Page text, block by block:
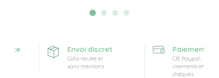
Envoi discret
Colis neutre et
sans mentions
Paiement
CB, Paypal,
virements et
chèques